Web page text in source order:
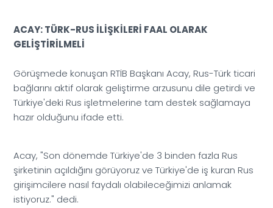
ACAY: TÜRK-RUS İLİŞKİLERİ FAAL OLARAK
GELİŞTİRİLMELİ
Görüşmede konuşan RTİB Başkanı Acay, Rus-Türk ticari
bağlarını aktif olarak geliştirme arzusunu dile getirdi ve
Türkiye'deki Rus işletmelerine tam destek sağlamaya
hazır olduğunu ifade etti.
Acay, "Son dönemde Türkiye'de 3 binden fazla Rus
şirketinin açıldığını görüyoruz ve Türkiye'de iş kuran Rus
girişimcilere nasıl faydalı olabileceğimizi anlamak
istiyoruz." dedi.